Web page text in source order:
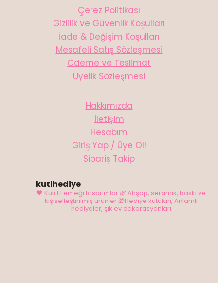
Çerez Politikası
Gizlilik ve Güvenlik Koşulları
İade & Değişim Koşulları
Mesafeli Satış Sözleşmesi
Ödeme ve Teslimat
Üyelik Sözleşmesi
Hakkımızda
İletişim
Hesabım
Giriş Yap / Üye Ol!
Sipariş Takip
kutihediye
🖤 Kuti El emeği tasarımlar 🌿 Ahşap, seramik, baskı ve
kişiselleştirilmiş ürünler 🎁Hediye kutuları, Anlamlı
hediyeler, şık ev dekorasyonları